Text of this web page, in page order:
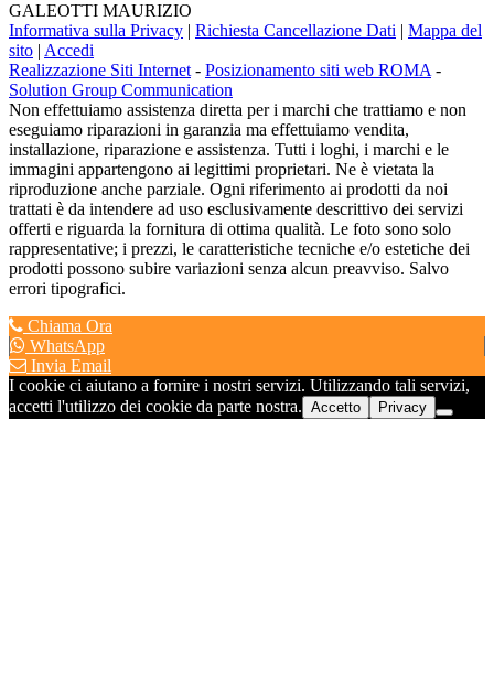
GALEOTTI MAURIZIO
Informativa sulla Privacy | Richiesta Cancellazione Dati | Mappa del
sito | Accedi
Realizzazione Siti Internet - Posizionamento siti web ROMA -
Solution Group Communication
Non effettuiamo assistenza diretta per i marchi che trattiamo e non
eseguiamo riparazioni in garanzia ma effettuiamo vendita,
installazione, riparazione e assistenza. Tutti i loghi, i marchi e le
immagini appartengono ai legittimi proprietari. Ne è vietata la
riproduzione anche parziale. Ogni riferimento ai prodotti da noi
trattati è da intendere ad uso esclusivamente descrittivo dei servizi
offerti e riguarda la fornitura di ottima qualità. Le foto sono solo
rappresentative; i prezzi, le caratteristiche tecniche e/o estetiche dei
prodotti possono subire variazioni senza alcun preavviso. Salvo
errori tipografici.
Chiama Ora
WhatsApp
Invia Email
I cookie ci aiutano a fornire i nostri servizi. Utilizzando tali servizi,
accetti l'utilizzo dei cookie da parte nostra. Accetto Privacy